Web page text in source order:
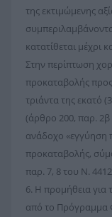
της εκτιμώμενης
κατατίθεται
Στην περίπτωση
προκαταβολής
τριάντα της εκατό
(άρθρο 200, παρ. 2β
ανάδοχο «εγγύηση
προκαταβολής,
παρ. 7, 8 του Ν.
6. Η προμήθεια για
από το